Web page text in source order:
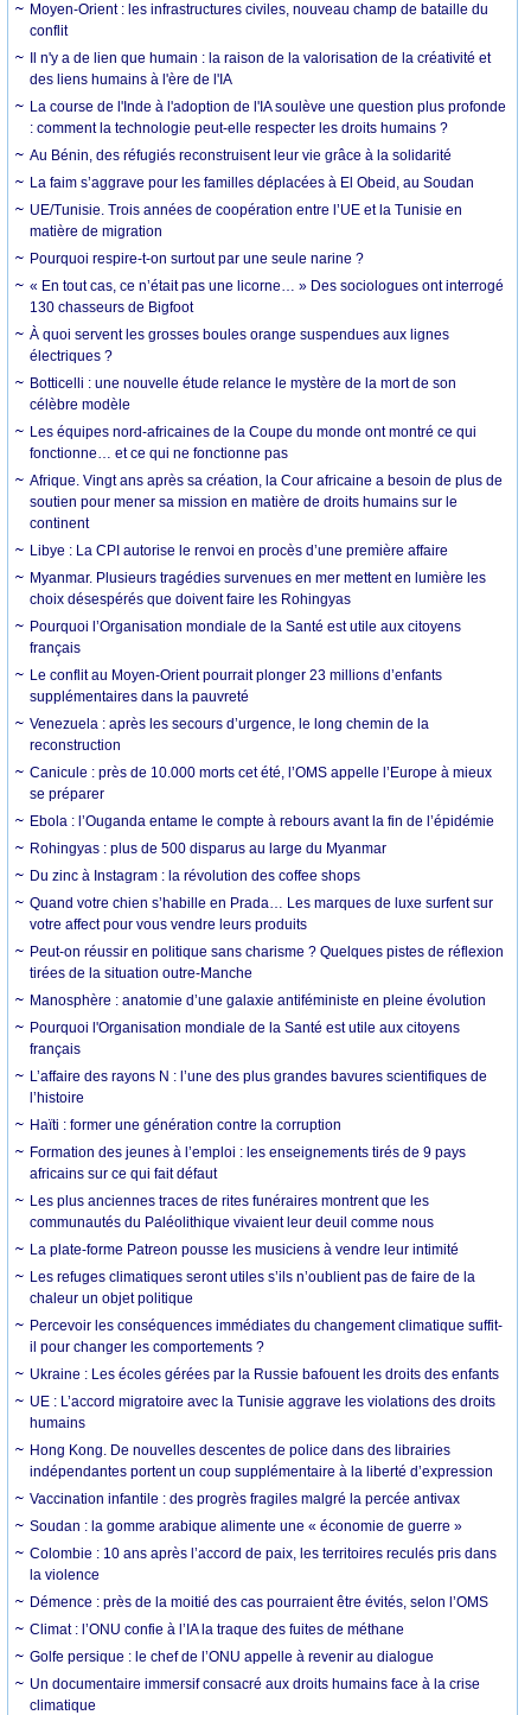
Moyen-Orient : les infrastructures civiles, nouveau champ de bataille du
conflit
Il n'y a de lien que humain : la raison de la valorisation de la créativité et
des liens humains à l'ère de l'IA
La course de l'Inde à l'adoption de l'IA soulève une question plus profonde
: comment la technologie peut-elle respecter les droits humains ?
Au Bénin, des réfugiés reconstruisent leur vie grâce à la solidarité
La faim s’aggrave pour les familles déplacées à El Obeid, au Soudan
UE/Tunisie. Trois années de coopération entre l’UE et la Tunisie en
matière de migration
Pourquoi respire-t-on surtout par une seule narine ?
« En tout cas, ce n’était pas une licorne… » Des sociologues ont interrogé
130 chasseurs de Bigfoot
À quoi servent les grosses boules orange suspendues aux lignes
électriques ?
Botticelli : une nouvelle étude relance le mystère de la mort de son
célèbre modèle
Les équipes nord-africaines de la Coupe du monde ont montré ce qui
fonctionne… et ce qui ne fonctionne pas
Afrique. Vingt ans après sa création, la Cour africaine a besoin de plus de
soutien pour mener sa mission en matière de droits humains sur le
continent
Libye : La CPI autorise le renvoi en procès d’une première affaire
Myanmar. Plusieurs tragédies survenues en mer mettent en lumière les
choix désespérés que doivent faire les Rohingyas
Pourquoi l’Organisation mondiale de la Santé est utile aux citoyens
français
Le conflit au Moyen-Orient pourrait plonger 23 millions d’enfants
supplémentaires dans la pauvreté
Venezuela : après les secours d’urgence, le long chemin de la
reconstruction
Canicule : près de 10.000 morts cet été, l’OMS appelle l’Europe à mieux
se préparer
Ebola : l’Ouganda entame le compte à rebours avant la fin de l’épidémie
Rohingyas : plus de 500 disparus au large du Myanmar
Du zinc à Instagram : la révolution des coffee shops
Quand votre chien s’habille en Prada… Les marques de luxe surfent sur
votre affect pour vous vendre leurs produits
Peut-on réussir en politique sans charisme ? Quelques pistes de réflexion
tirées de la situation outre-Manche
Manosphère : anatomie d’une galaxie antiféministe en pleine évolution
Pourquoi l'Organisation mondiale de la Santé est utile aux citoyens
français
L’affaire des rayons N : l’une des plus grandes bavures scientifiques de
l’histoire
Haïti : former une génération contre la corruption
Formation des jeunes à l’emploi : les enseignements tirés de 9 pays
africains sur ce qui fait défaut
Les plus anciennes traces de rites funéraires montrent que les
communautés du Paléolithique vivaient leur deuil comme nous
La plate-forme Patreon pousse les musiciens à vendre leur intimité
Les refuges climatiques seront utiles s’ils n’oublient pas de faire de la
chaleur un objet politique
Percevoir les conséquences immédiates du changement climatique suffit-
il pour changer les comportements ?
Ukraine : Les écoles gérées par la Russie bafouent les droits des enfants
UE : L’accord migratoire avec la Tunisie aggrave les violations des droits
humains
Hong Kong. De nouvelles descentes de police dans des librairies
indépendantes portent un coup supplémentaire à la liberté d’expression
Vaccination infantile : des progrès fragiles malgré la percée antivax
Soudan : la gomme arabique alimente une « économie de guerre »
Colombie : 10 ans après l’accord de paix, les territoires reculés pris dans
la violence
Démence : près de la moitié des cas pourraient être évités, selon l’OMS
Climat : l’ONU confie à l’IA la traque des fuites de méthane
Golfe persique : le chef de l’ONU appelle à revenir au dialogue
Un documentaire immersif consacré aux droits humains face à la crise
climatique